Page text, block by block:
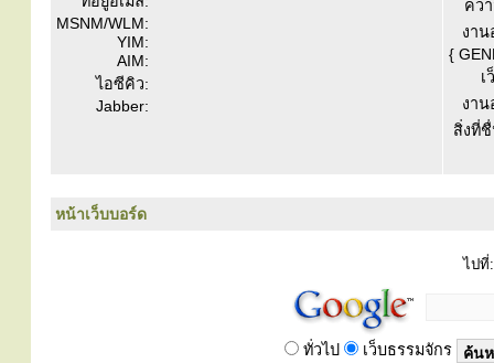
MSNM/WLM:
YIM:
AIM:
ไอซีคิว:
Jabber:
คว
งาน
{
เ
งาน
สิ่งที่
หน้าเว็บบอร์ด
ไปที่:
ทั่วไป เว็บธรรมจักร